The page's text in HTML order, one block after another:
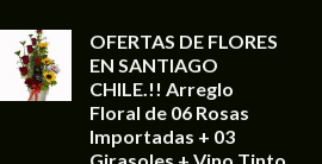
OFERTAS DE FLORES
EN SANTIAGO
CHILE.!! Arreglo
Floral de 06 Rosas
Importadas + 03